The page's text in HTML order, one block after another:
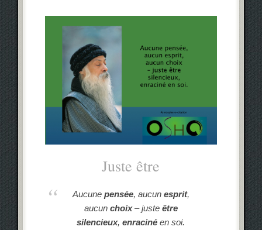
Juste être
Aucunepensée, aucunesprit,
aucun choix– juste être
silencieux,enraciné en soi.